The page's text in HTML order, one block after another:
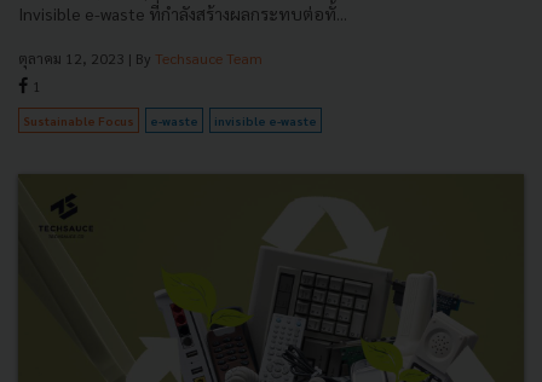
Invisible e-waste ที่กำลังสร้างผลกระทบต่อทั้...
ตุลาคม 12, 2023 | By Techsauce Team
1
Sustainable Focus e-waste invisible e-waste